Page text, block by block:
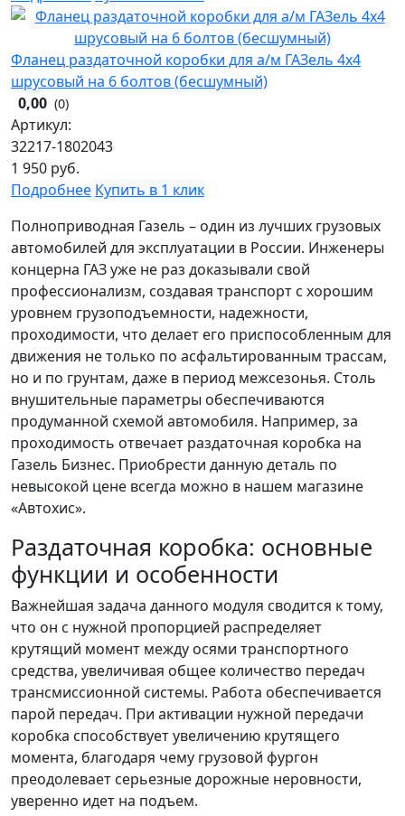
Фланец раздаточной коробки для а/м ГАЗель 4х4
шрусовый на 6 болтов (бесшумный)
0,00 (0)
Артикул:
32217-1802043
1 950 руб.
Подробнее Купить в 1 клик
Полноприводная Газель – один из лучших грузовых
автомобилей для эксплуатации в России. Инженеры
концерна ГАЗ уже не раз доказывали свой
профессионализм, создавая транспорт с хорошим
уровнем грузоподъемности, надежности,
проходимости, что делает его приспособленным для
движения не только по асфальтированным трассам,
но и по грунтам, даже в период межсезонья. Столь
внушительные параметры обеспечиваются
продуманной схемой автомобиля. Например, за
проходимость отвечает раздаточная коробка на
Газель Бизнес. Приобрести данную деталь по
невысокой цене всегда можно в нашем магазине
«Автохис».
Раздаточная коробка: основные
функции и особенности
Важнейшая задача данного модуля сводится к тому,
что он с нужной пропорцией распределяет
крутящий момент между осями транспортного
средства, увеличивая общее количество передач
трансмиссионной системы. Работа обеспечивается
парой передач. При активации нужной передачи
коробка способствует увеличению крутящего
момента, благодаря чему грузовой фургон
преодолевает серьезные дорожные неровности,
уверенно идет на подъем.